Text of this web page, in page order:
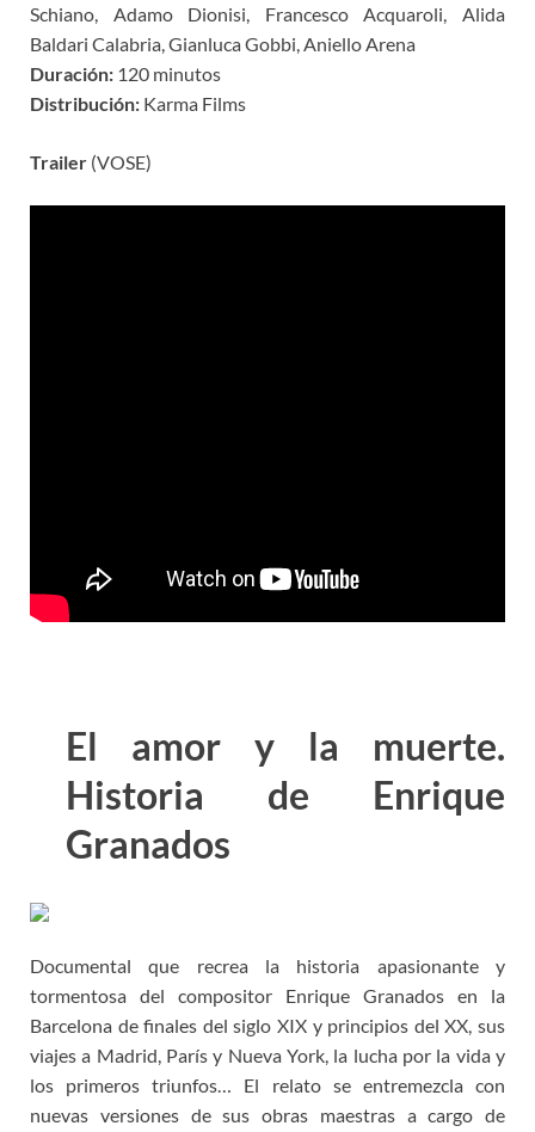
Schiano, Adamo Dionisi, Francesco Acquaroli, Alida
Baldari Calabria, Gianluca Gobbi, Aniello Arena
Duración: 120 minutos
Distribución: Karma Films
Trailer (VOSE)
El amor y la muerte.
Historia de Enrique
Granados
Documental que recrea la historia apasionante y
tormentosa del compositor Enrique Granados en la
Barcelona de finales del siglo XIX y principios del XX, sus
viajes a Madrid, París y Nueva York, la lucha por la vida y
los primeros triunfos… El relato se entremezcla con
nuevas versiones de sus obras maestras a cargo de